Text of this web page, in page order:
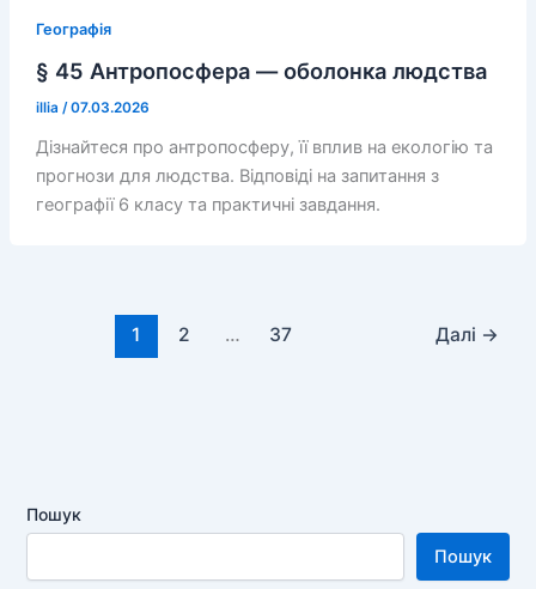
Географія
§ 45 Антропосфера — оболонка людства
illia /07.03.2026
Дізнайтеся про антропосферу, її вплив на екологію та
прогнози для людства. Відповіді на запитання з
географії 6 класу та практичні завдання.
1 2 … 37 Далі →
Пошук
Пошук